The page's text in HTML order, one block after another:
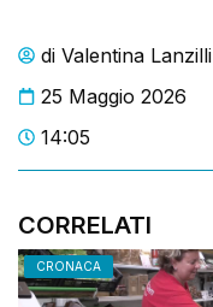
di Valentina Lanzilli
25 Maggio 2026
14:05
CORRELATI
CRONACA